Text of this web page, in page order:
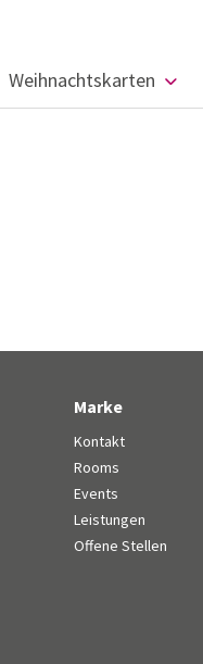
Weihnachtskarten
Marke
Kontakt
Rooms
Events
Leistungen
Offene Stellen